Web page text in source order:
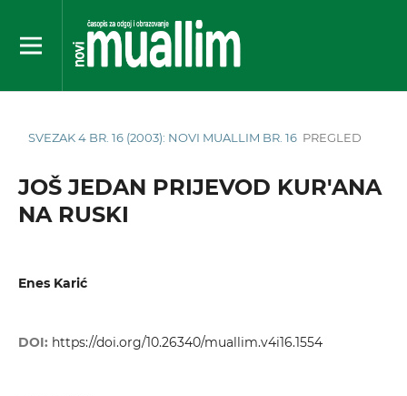
SVEZAK 4 BR. 16 (2003): NOVI MUALLIM BR. 16 PREGLED
JOŠ JEDAN PRIJEVOD KUR'ANA
NA RUSKI
Enes Karić
DOI: https://doi.org/10.26340/muallim.v4i16.1554